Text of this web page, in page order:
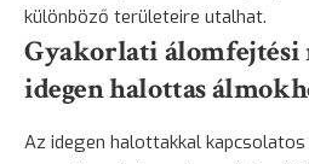
különböző területeire utalhat.
Gyakorlati álomfejtési
idegen halottas
Az idegen halottakkal